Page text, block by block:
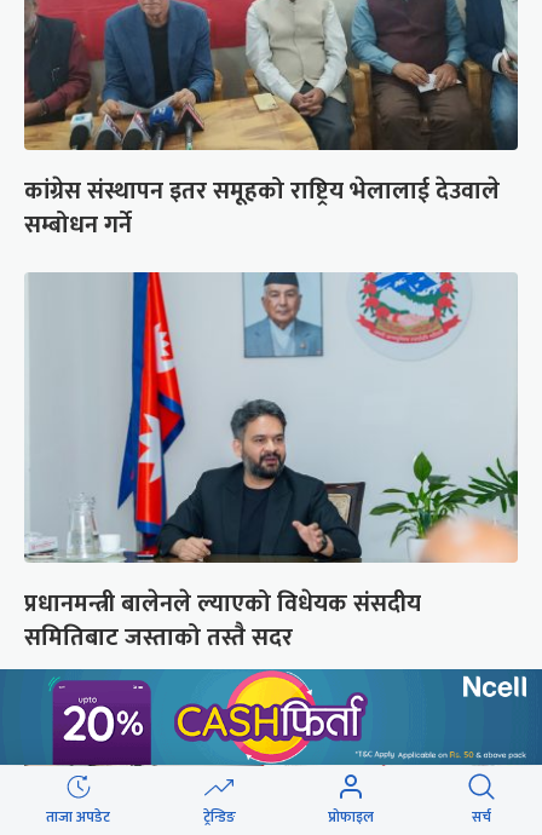
कांग्रेस संस्थापन इतर समूहको राष्ट्रिय भेलालाई देउवाले
सम्बोधन गर्ने
प्रधानमन्त्री बालेनले ल्याएको विधेयक संसदीय
समितिबाट जस्ताको तस्तै सदर
ताजा अपडेट ट्रेन्डिङ प्रोफाइल सर्च